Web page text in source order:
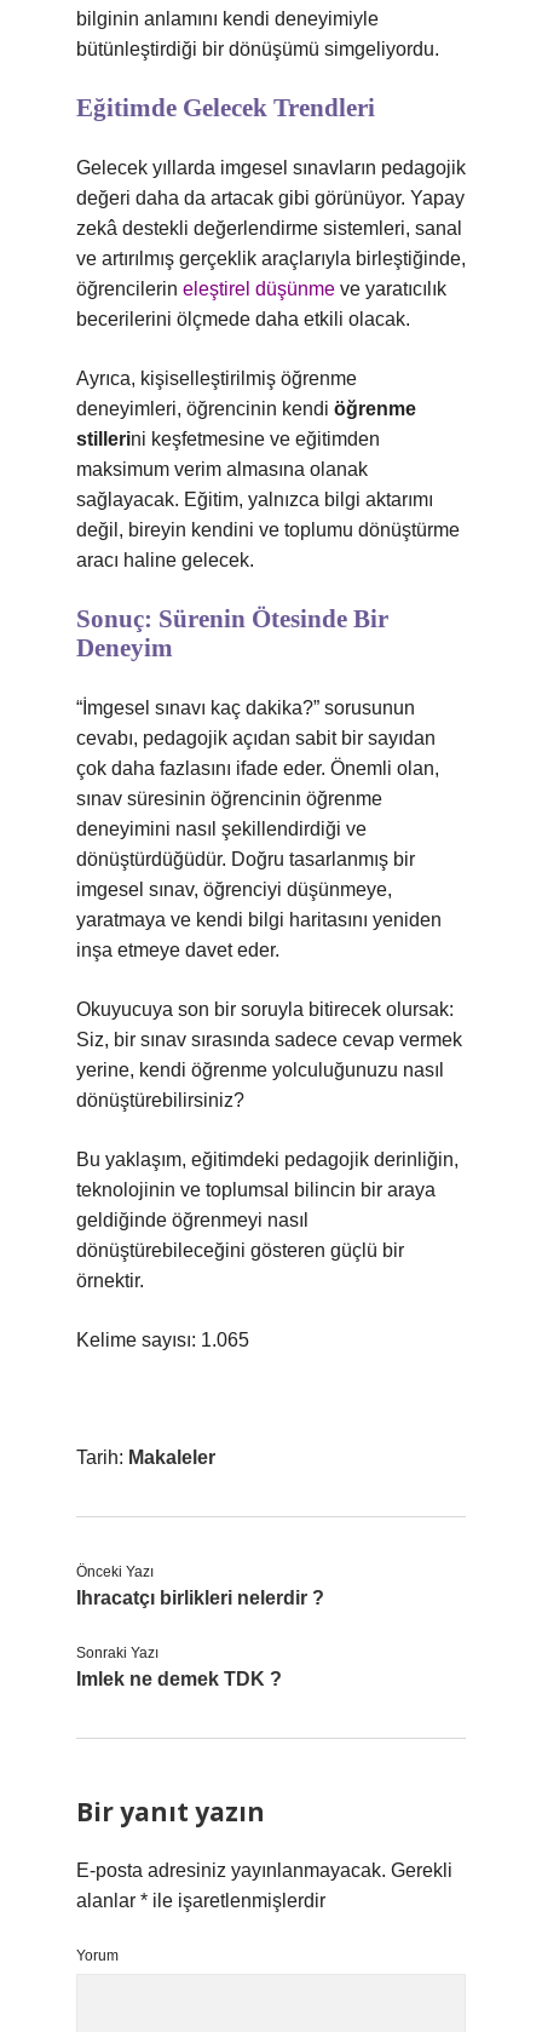
bilginin anlamını kendi deneyimiyle
bütünleştirdiği bir dönüşümü simgeliyordu.
Eğitimde Gelecek Trendleri
Gelecek yıllarda imgesel sınavların pedagojik
değeri daha da artacak gibi görünüyor. Yapay
zekâ destekli değerlendirme sistemleri, sanal
ve artırılmış gerçeklik araçlarıyla birleştiğinde,
öğrencilerin eleştirel düşünme ve yaratıcılık
becerilerini ölçmede daha etkili olacak.
Ayrıca, kişiselleştirilmiş öğrenme
deneyimleri, öğrencinin kendi öğrenme
stillerini keşfetmesine ve eğitimden
maksimum verim almasına olanak
sağlayacak. Eğitim, yalnızca bilgi aktarımı
değil, bireyin kendini ve toplumu dönüştürme
aracı haline gelecek.
Sonuç: Sürenin Ötesinde Bir
Deneyim
“İmgesel sınavı kaç dakika?” sorusunun
cevabı, pedagojik açıdan sabit bir sayıdan
çok daha fazlasını ifade eder. Önemli olan,
sınav süresinin öğrencinin öğrenme
deneyimini nasıl şekillendirdiği ve
dönüştürdüğüdür. Doğru tasarlanmış bir
imgesel sınav, öğrenciyi düşünmeye,
yaratmaya ve kendi bilgi haritasını yeniden
inşa etmeye davet eder.
Okuyucuya son bir soruyla bitirecek olursak:
Siz, bir sınav sırasında sadece cevap vermek
yerine, kendi öğrenme yolculuğunuzu nasıl
dönüştürebilirsiniz?
Bu yaklaşım, eğitimdeki pedagojik derinliğin,
teknolojinin ve toplumsal bilincin bir araya
geldiğinde öğrenmeyi nasıl
dönüştürebileceğini gösteren güçlü bir
örnektir.
Kelime sayısı: 1.065
Tarih: Makaleler
Önceki Yazı
Ihracatçı birlikleri nelerdir ?
Sonraki Yazı
Imlek ne demek TDK ?
Bir yanıt yazın
E-posta adresiniz yayınlanmayacak. Gerekli
alanlar * ile işaretlenmişlerdir
Yorum